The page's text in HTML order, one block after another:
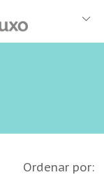
Ordenar por: